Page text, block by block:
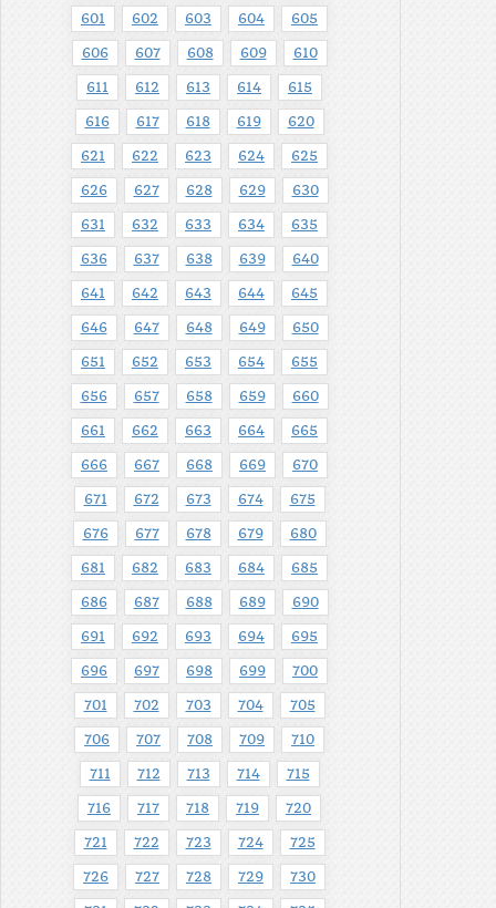
601 602 603 604 605
606 607 608 609 610
611 612 613 614 615
616 617 618 619 620
621 622 623 624 625
626 627 628 629 630
631 632 633 634 635
636 637 638 639 640
641 642 643 644 645
646 647 648 649 650
651 652 653 654 655
656 657 658 659 660
661 662 663 664 665
666 667 668 669 670
671 672 673 674 675
676 677 678 679 680
681 682 683 684 685
686 687 688 689 690
691 692 693 694 695
696 697 698 699 700
701 702 703 704 705
706 707 708 709 710
711 712 713 714 715
716 717 718 719 720
721 722 723 724 725
726 727 728 729 730